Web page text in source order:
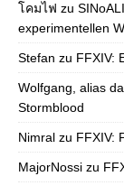
โคมไฟ zu
experimentellen
Stefan zu FFXIV:
Wolfgang, alias
Stormblood
Nimral zu FFXIV:
MajorNossi zu